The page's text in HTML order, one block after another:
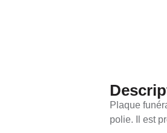
Plaque
polie. Il est